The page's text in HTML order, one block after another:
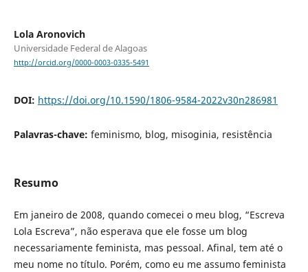
Lola Aronovich
Universidade Federal de Alagoas
http://orcid.org/0000-0003-0335-5491
DOI: https://doi.org/10.1590/1806-9584-2022v30n286981
Palavras-chave: feminismo, blog, misoginia, resistência
Resumo
Em janeiro de 2008, quando comecei o meu blog, “Escreva
Lola Escreva”, não esperava que ele fosse um blog
necessariamente feminista, mas pessoal. Afinal, tem até o
meu nome no título. Porém, como eu me assumo feminista